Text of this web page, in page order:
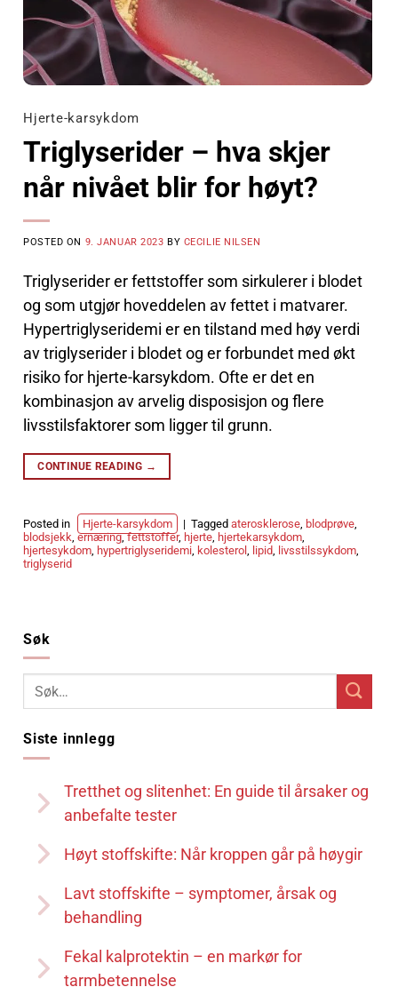
Hjerte-karsykdom
Triglyserider – hva skjer
når nivået blir for høyt?
POSTED ON 9. JANUAR 2023 BY CECILIE NILSEN
Triglyserider er fettstoffer som sirkulerer i blodet
og som utgjør hoveddelen av fettet i matvarer.
Hypertriglyseridemi er en tilstand med høy verdi
av triglyserider i blodet og er forbundet med økt
risiko for hjerte-karsykdom. Ofte er det en
kombinasjon av arvelig disposisjon og flere
livsstilsfaktorer som ligger til grunn.
CONTINUE READING →
Posted in Hjerte-karsykdom | Tagged aterosklerose blodprøve
blodsjekk ernæring,fettstoffer, hjerte hjertekarsykdom
hjertesykdom hypertriglyseridemi kolesterol lipid livsstilssykdom
triglyserid
Søk
Siste innlegg
Tretthet og slitenhet: En guide til årsaker og
anbefalte tester
Høyt stoffskifte: Når kroppen går på høygir
Lavt stoffskifte – symptomer, årsak og
behandling
Fekal kalprotektin – en markør for
tarmbetennelse